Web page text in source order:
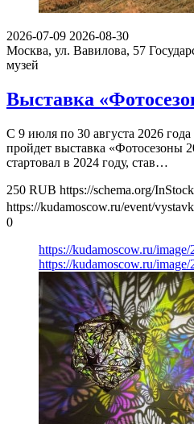
2026-07-09 2026-08-30
Москва, ул. Вавилова, 57
музей
Выставка
С 9 июля по 30 августа 2026
пройдет выставка «Фотосезоны
стартовал в 2024 году, став…
250 RUB https://schema.org/InStock
https://kudamoscow.ru/event/
0
https://kudamoscow.ru/
https://kudamoscow.ru/